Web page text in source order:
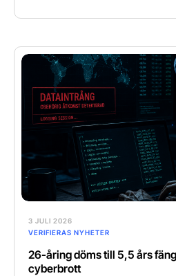
3 JULI 2026
VERIFIERAS NYHETER
26-åring döms till 5,5 års
cyberbrott